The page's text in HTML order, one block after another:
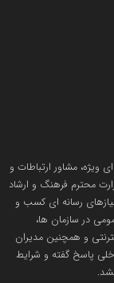
ویژه، مشاور ارتباطات و
مجوز رسانه رسمی با شماره ثبت 86752 از وزارت محترم فرهنگ و ارشاد
رسانه ای کسب و
در سازمان ها،
و همچنین مدیران
پاسخ گفته و شرایط